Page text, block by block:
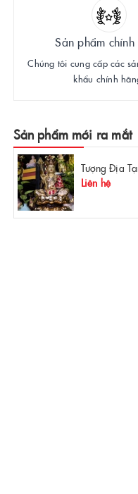
Sản phẩm chính
Chúng tôi cung cấp các
khẩu chính
Sản phẩm mới ra mắt
Liên hệ